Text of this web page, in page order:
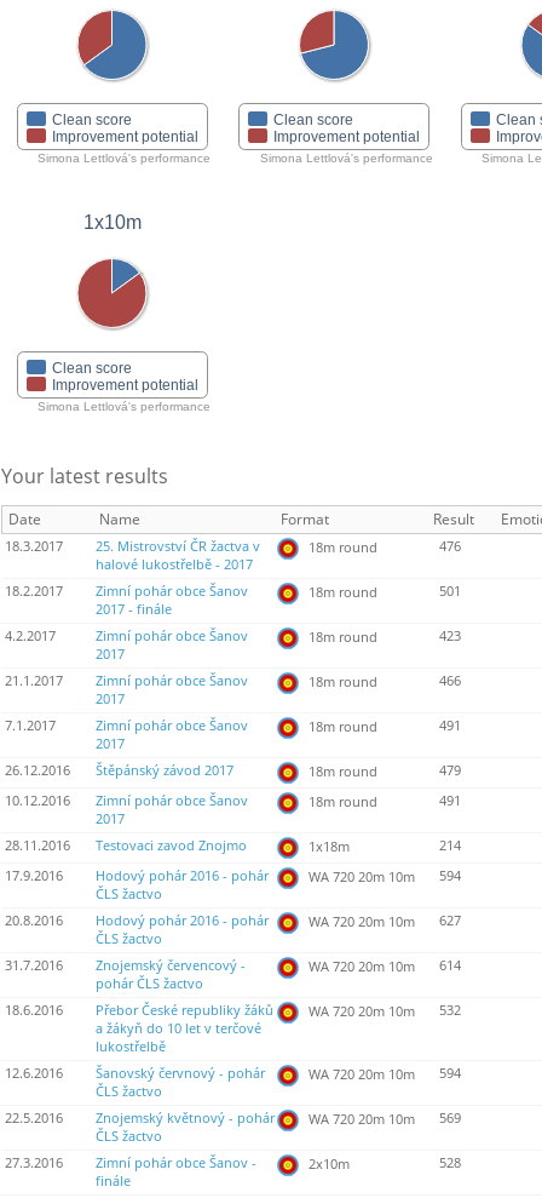
Clean score
Improvement potential
Simona Lettlová's performance
Clean score
Improvement potential
Simona Lettlová's performance
Clean
Simona
1x10m
Clean score
Improvement potential
Simona Lettlová's performance
Your latest results
Date Name Format Result
18.3.2017
25. Mistrovství ČR žactva v
halové lukostřelbě - 2017
18m round 476
18.2.2017
Zimní pohár obce Šanov
2017 - finále
18m round 501
4.2.2017
Zimní pohár obce Šanov
2017
18m round 423
21.1.2017
Zimní pohár obce Šanov
2017
18m round 466
7.1.2017
Zimní pohár obce Šanov
2017
18m round 491
26.12.2016 Štěpánský závod 2017 18m round
479
10.12.2016
Zimní pohár obce Šanov
2017
18m round 491
28.11.2016 Testovaci zavod Znojmo 1x18m
214
17.9.2016
Hodový pohár 2016 - pohár
ČLS žactvo
WA 720 20m 10m 594
20.8.2016
Hodový pohár 2016 - pohár
ČLS žactvo
WA 720 20m 10m 627
31.7.2016
Znojemský červencový -
pohár ČLS žactvo
WA 720 20m 10m 614
18.6.2016
Přebor České republiky žáků
a žákyň do 10 let v terčové
lukostřelbě
WA 720 20m 10m 532
12.6.2016
Šanovský červnový - pohár
ČLS žactvo
WA 720 20m 10m 594
22.5.2016
Znojemský květnový - pohár
ČLS žactvo
WA 720 20m 10m 569
27.3.2016
Zimní pohár obce Šanov -
finále
2x10m 528